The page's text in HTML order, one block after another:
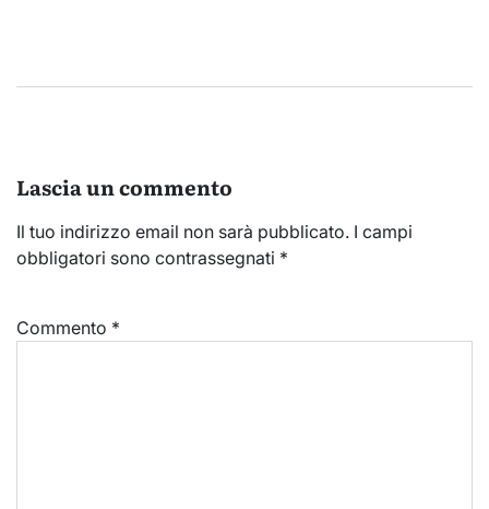
Lascia un commento
Il tuo indirizzo email non sarà pubblicato. I campi
obbligatori sono contrassegnati *
Commento *